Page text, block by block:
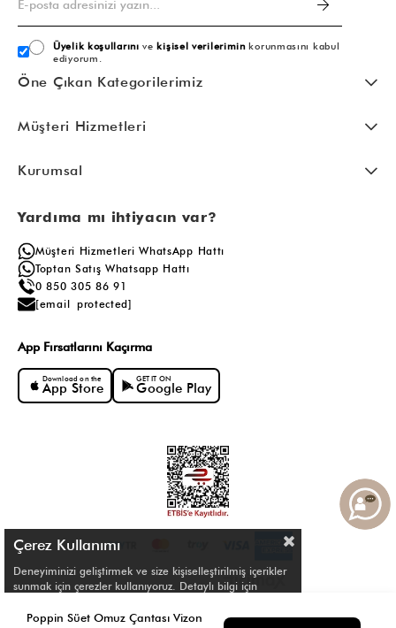
Üyelik koşullarını vekişisel verileriminkorunmasını kabul
ediyorum.
Öne Çıkan Kategorilerimiz
Müşteri Hizmetleri
Kurumsal
Yardıma mı ihtiyacın var?
Müşteri Hizmetleri WhatsApp Hattı
Toptan Satış Whatsapp Hattı
0 850 305 86 91
[email protected]
App Fırsatlarını Kaçırma
Download on the
App Store
GET IT ON
Google Play
Çerez Kullanımı
Deneyiminizi geliştirmek ve size kişiselleştirilmiş içerikler
sunmak için çerezler kullanıyoruz. Detaylı bilgi için
Poppin Süet Omuz Çantası Vizon